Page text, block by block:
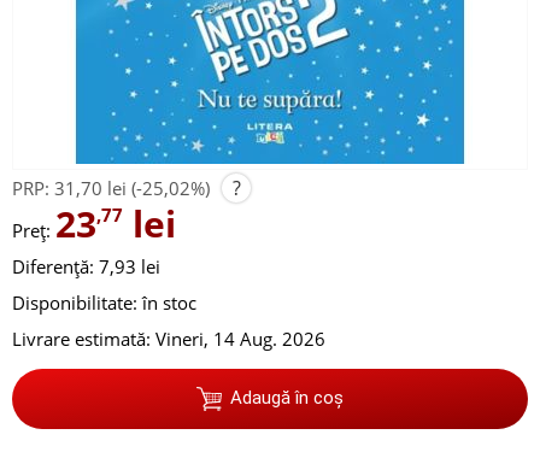
PRP: 31,70 lei (-25,02%) ?
Preț: 23,77 lei
Diferență: 7,93 lei
Disponibilitate: în stoc
Livrare estimată: Vineri, 14 Aug. 2026
Adaugă în coș